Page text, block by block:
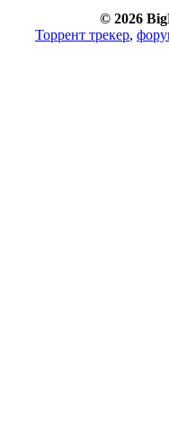
© 2026
Торрент трекер,